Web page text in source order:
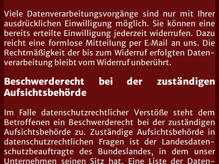
Vie­le Daten­ver­ar­bei­tungs­vor­gän­ge sind nur mit Ihrer
aus­drück­li­chen Ein­wil­li­gung mög­lich. Sie kön­nen eine
bereits erteil­te Ein­wil­li­gung jeder­zeit wider­ru­fen. Dazu
reicht eine form­lo­se Mit­tei­lung per E‑Mail an uns. Die
Recht­mä­ßig­keit der bis zum Wider­ruf erfolg­ten Daten­
ver­ar­bei­tung bleibt vom Wider­ruf unberührt.
Beschwerderecht bei der zuständigen
Aufsichtsbehörde
Im Fal­le daten­schutz­recht­li­cher Ver­stö­ße steht dem
Betrof­fe­nen ein Beschwer­de­recht bei der zustän­di­gen
Auf­sichts­be­hör­de zu. Zustän­di­ge Auf­sichts­be­hör­de in
daten­schutz­recht­li­chen Fra­gen ist der Lan­des­da­ten­
schutz­be­auf­trag­te des Bun­des­lan­des, in dem unser
Unter­neh­men sei­nen Sitz hat. Eine Lis­te der Daten­